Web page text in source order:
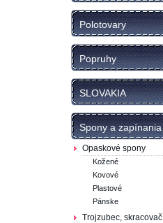
Polotovary
Popruhy
SLOVAKIA
Spony a zapínania
Opaskové spony
Kožené
Kovové
Plastové
Pánske
Trojzubec, skracovač